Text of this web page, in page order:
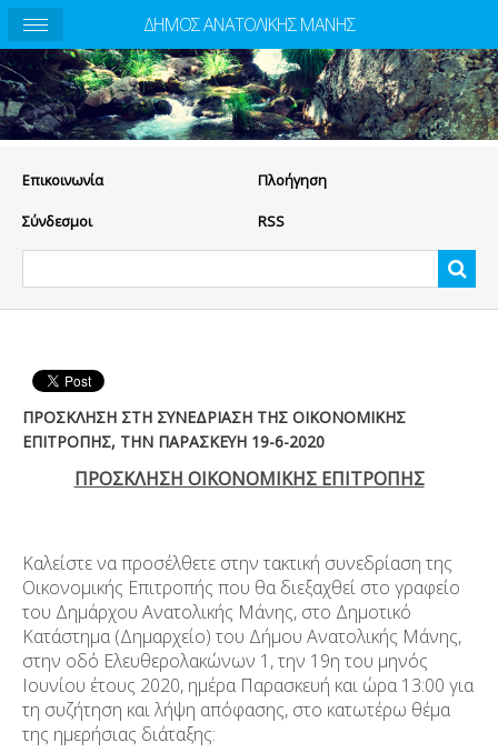
Eπικοινωνία Πλοήγηση
Σύνδεσμοι RSS
ΠΡΟΣΚΛΗΣΗ ΣΤΗ ΣΥΝΕΔΡΙΑΣΗ ΤΗΣ ΟΙΚΟΝΟΜΙΚΗΣ
ΕΠΙΤΡΟΠΗΣ, ΤΗΝ ΠΑΡΑΣΚΕΥΗ 19-6-2020
ΠΡΟΣΚΛΗΣΗ ΟΙΚΟΝΟΜΙΚΗΣ ΕΠΙΤΡΟΠΗΣ
Καλείστε να προσέλθετε στην τακτική συνεδρίαση της
Οικονομικής Επιτροπής που θα διεξαχθεί στο γραφείο
του Δημάρχου Ανατολικής Μάνης, στο Δημοτικό
Κατάστημα (Δημαρχείο) του Δήμου Ανατολικής Μάνης,
στην οδό Ελευθερολακώνων 1, την 19η του μηνός
Ιουνίου έτους 2020, ημέρα Παρασκευή και ώρα 13:00 για
τη συζήτηση και λήψη απόφασης, στο κατωτέρω θέμα
της ημερήσιας διάταξης:
ΔΗΜΟΣ ΑΝΑΤΟΛΙΚΗΣ ΜΑΝΗΣ